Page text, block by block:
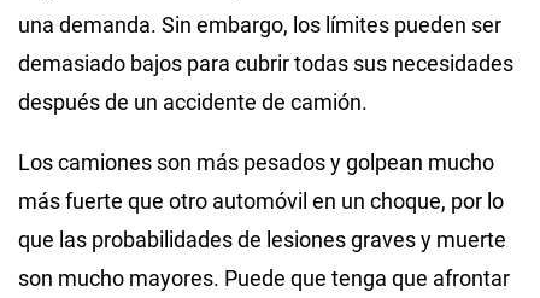
una demanda. Sin embargo, los límites pueden ser
demasiado bajos para cubrir todas sus necesidades
después de un accidente de camión.
Los camiones son más pesados y golpean mucho
más fuerte que otro automóvil en un choque, por lo
que las probabilidades de lesiones graves y muerte
son mucho mayores. Puede que tenga que afrontar